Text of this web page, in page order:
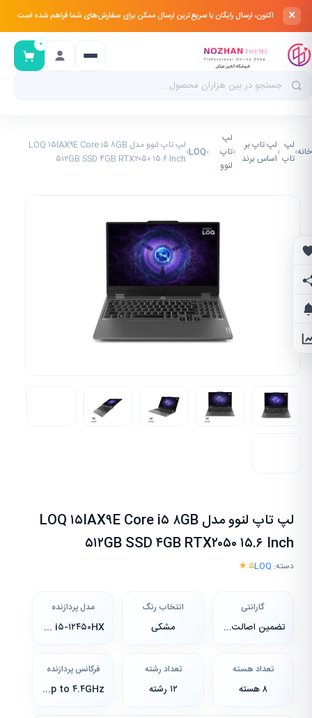
اکنون، ارسال رایگان با سریع‌ترین ارسال ممکن برای سفارش‌های شما فراهم شده است ×
۰
خانه›لپ
تاپ›لپ تاپ بر
اساس برند ›
لپ
تاپ
لنوو
›
LOQ
›
لپ تاپ لنوو مدل LOQ ۱۵IAX۹E Core i۵ ۸GB
۵۱۲GB SSD ۴GB RTX۲۰۵۰ ۱۵.۶ Inch
لپ تاپ لنوو مدل LOQ ۱۵IAX۹E Core i۵ ۸GB
۵۱۲GB SSD ۴GB RTX۲۰۵۰ ۱۵.۶ Inch
دسته: LOQ۵ ★
گارانتی
تضمین اصالت کالا، گارانتی ۱۸ ماهه شرکتی معتبر
انتخاب رنگ
مشکی
مدل پردازنده
Core i۵-۱۲۴۵۰HX
تعداد هسته
۸ هسته
تعداد رشته
۱۲ رشته
فرکانس پردازنده
۲.۶GHz Up to ۴.۴GHz
علاقه‌مندی‌ها
اشتراک‌گذاری
اطلاع از تخفیف
نمودار قیمت